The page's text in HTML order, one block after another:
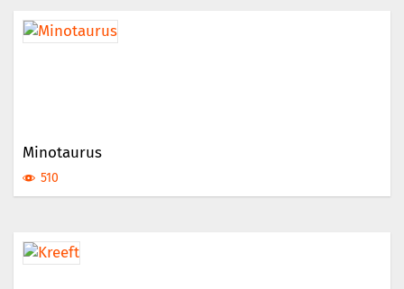
Minotaurus
510